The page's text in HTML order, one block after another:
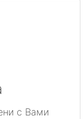
с Вами